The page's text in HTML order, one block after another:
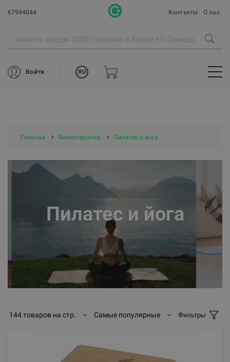
67994044 Контакты О нас
Войти RU
Главная Физиотерапия Пилатес и йога
Пилатес и йога
144 товаров на стр. Самые популярные Фильтры